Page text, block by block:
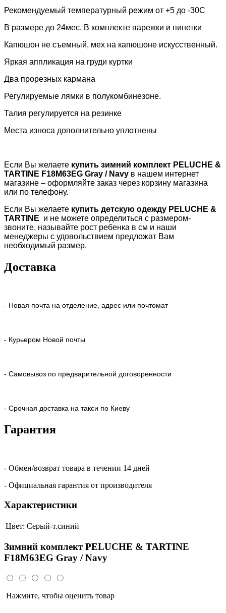
Рекомендуемый температурный режим от +5 до -30С
В размере до 24мес. В комплекте варежки и пинетки
Капюшон не съемный, мех на капюшоне искусственный.
Яркая аппликация на груди куртки
Два прорезных кармана
Регулируемые лямки в полукомбинезоне.
Талия регулируется на резинке
Места износа дополнительно уплотнены
Если Вы желаете купить зимний комплект PELUCHE &
TARTINE F18M63EG Gray / Navy в нашем интернет
магазине – оформляйте заказ через корзину магазина
или по телефону.
Если Вы желаете купить детскую одежду PELUCHE &
TARTINE и не можете определиться с размером-
звоните, называйте рост ребенка в см и наши
менеджеры с удовольствием предложат Вам
необходимый размер.
Доставка
- Новая почта на отделение, адрес или почтомат
- Курьером Новой почты
- Самовывоз по предварительной договоренности
- Срочная доставка на такси по Киеву
Гарантия
- Обмен/возврат товара в течении 14 дней
- Официальная гарантия от производителя
Характеристики
Цвет: Серый-т.синий
Зимний комплект PELUCHE & TARTINE
F18M63EG Gray / Navy
Нажмите, чтобы оценить товар